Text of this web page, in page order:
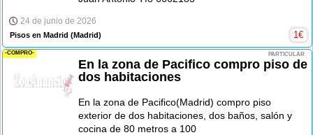
24 de junio de 2026
Pisos en Madrid (Madrid) 1€
-COMPRO- PARTICULAR
En la zona de Pacifico compro piso de
dos habitaciones
En la zona de Pacifico(Madrid) compro piso
exterior de dos habitaciones, dos baños, salón y
cocina de 80 metros a 100